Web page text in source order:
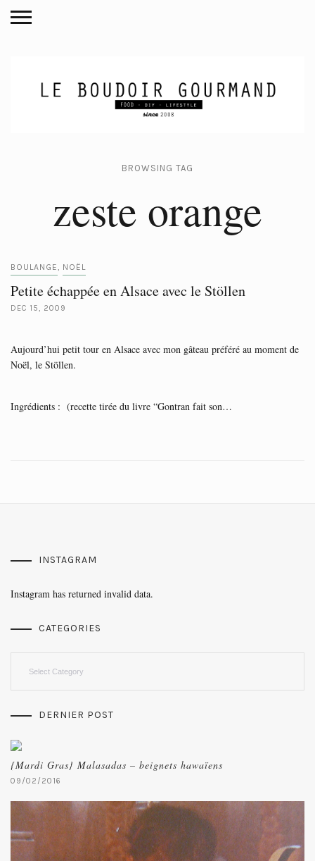
BROWSING TAG
zeste orange
BOULANGE, NOËL
Petite échappée en Alsace avec le Stöllen
DEC 15, 2009
Aujourd’hui petit tour en Alsace avec mon gâteau préféré au moment de
Noël, le Stöllen.
Ingrédients : (recette tirée du livre “Gontran fait son…
INSTAGRAM
Instagram has returned invalid data.
CATEGORIES
DERNIER POST
{Mardi Gras} Malasadas – beignets hawaïens
09/02/2016